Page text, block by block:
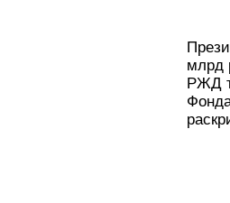
млрд
РЖД